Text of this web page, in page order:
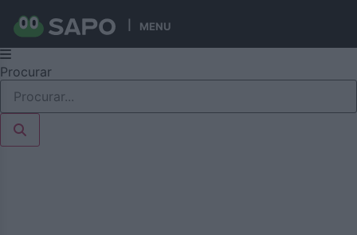
MENU
Pular
para
conteúdo
Procurar